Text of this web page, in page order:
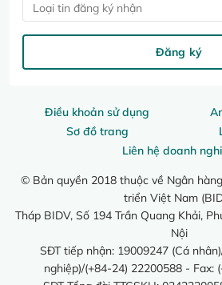
Điều khoản sử dụng
Sơ đồ trang
Liên hệ doanh
© Bản quyền 2018 thuộc về Ngân
triển Việt Nam
Tháp BIDV, Số 194 Trần Quang Khải,
Nội
SĐT tiếp nhận: 19009247 (Cá
nghiệp)/(+84-24) 22200588 - Fax:
Loại tin đăng ký nhận
Đăng ký